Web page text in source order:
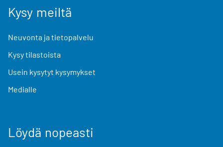
Kysy meiltä
Neuvonta ja tietopalvelu
Kysy tilastoista
Usein kysytyt kysymykset
Medialle
Löydä nopeasti